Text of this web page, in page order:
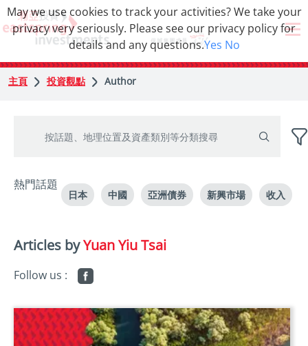
主頁 投資觀點 Author
熱門話題
日本 中國 亞洲債券 新興市場 收入
Articles byYuan Yiu Tsai
Follow us :
May we use cookies to track your activities? We take your
privacy very seriously. Please see our privacy policy for
details and any questions.Yes No